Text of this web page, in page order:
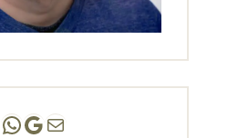
Andreas Scholz | (HPP)
Praxis Adlershof
E-Mail an mich ...